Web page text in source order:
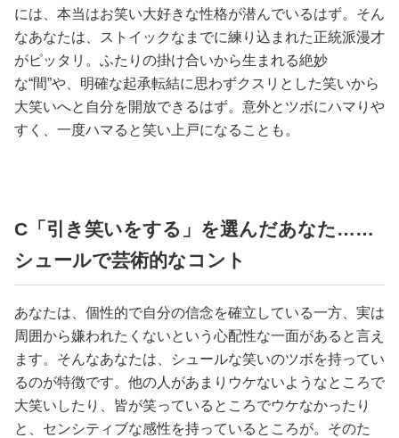
には、本当はお笑い大好きな性格が潜んでいるはず。そん
なあなたは、ストイックなまでに練り込まれた正統派漫才
がピッタリ。ふたりの掛け合いから生まれる絶妙
な“間”や、明確な起承転結に思わずクスリとした笑いから
大笑いへと自分を開放できるはず。意外とツボにハマりや
すく、一度ハマると笑い上戸になることも。
C「引き笑いをする」を選んだあなた……
シュールで芸術的なコント
あなたは、個性的で自分の信念を確立している一方、実は
周囲から嫌われたくないという心配性な一面があると言え
ます。そんなあなたは、シュールな笑いのツボを持ってい
るのが特徴です。他の人があまりウケないようなところで
大笑いしたり、皆が笑っているところでウケなかったり
と、センシティブな感性を持っているところが。そのた